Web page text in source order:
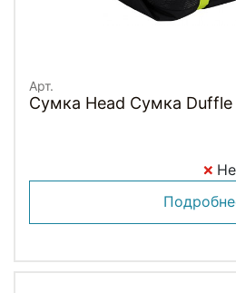
Арт.
Сумка Head Сумка Duffle